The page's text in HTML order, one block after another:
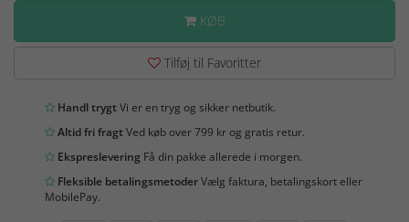
KØB
Tilføj til Favoritter
Handl trygtVi er en tryg og sikker netbutik.
Altid fri fragtVed køb over 799 kr og gratis retur.
Ekspreslevering Få din pakke allerede i morgen.
Fleksible betalingsmetoderVælg faktura, betalingskort eller
MobilePay.